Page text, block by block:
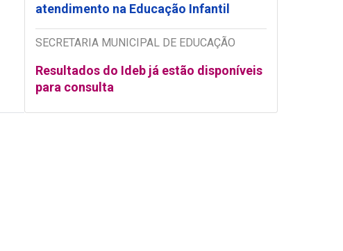
atendimento na Educação Infantil
SECRETARIA MUNICIPAL DE EDUCAÇÃO
Resultados do Ideb já estão disponíveis
para consulta